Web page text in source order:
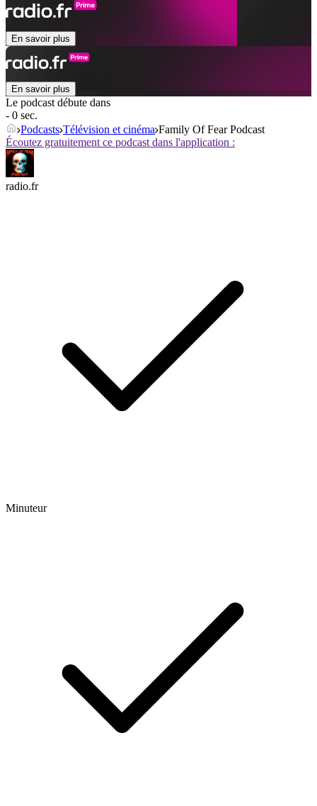
En savoir plus
En savoir plus
Le podcast débute dans
- 0 sec.
Podcasts Télévision et cinéma Family Of Fear Podcast
Écoutez gratuitement ce podcast dans l'application :
radio.fr
Minuteur